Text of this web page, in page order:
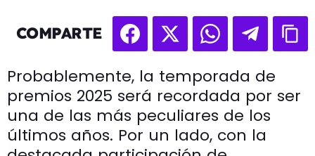
COMPARTE
Probablemente, la temporada de
premios 2025 será recordada por ser
una de las más peculiares de los
últimos años. Por un lado, con la